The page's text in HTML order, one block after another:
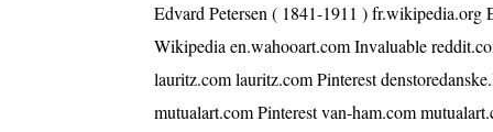
Edvard Petersen ( 1841-1911 ) fr.wikipedia.org
Wikipedia en.wahooart.com Invaluable
lauritz.com lauritz.com Pinterest
mutualart.com Pinterest van-ham.com